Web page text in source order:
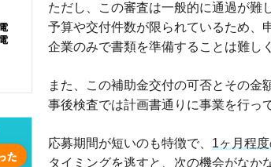
ただし、この審査は一般的に通過が難
予算や交付件数が限られているため、
企業のみで書類を準備することは難し
また、この補助金交付の可否とその金
事後検査では計画書通りに事業を行っ
応募期間が短いのも特徴で、 1ヶ月程
タイミングを逃すと、次の機会がなか